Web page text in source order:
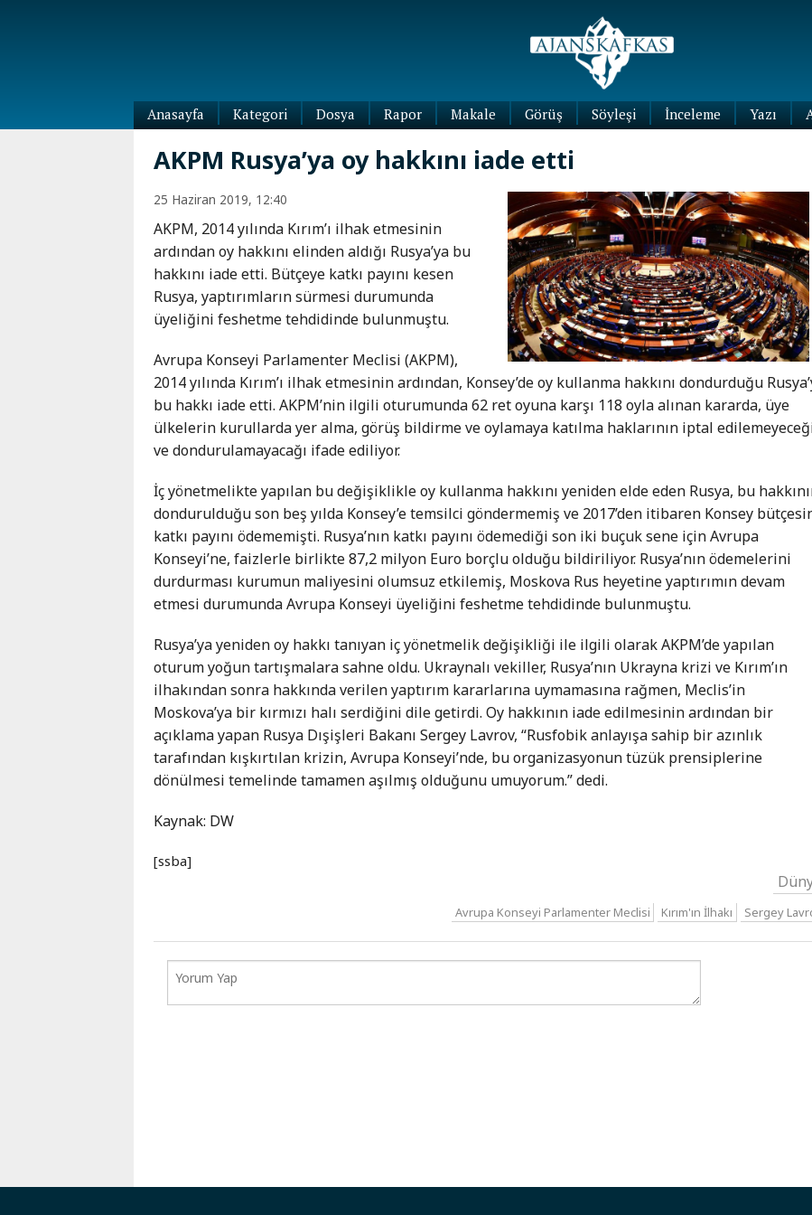
Anasayfa
Kategori
Dünya
Abhazya
Adıgey
Çeçenya
Dağıstan
Güney
Osetya
İnguşetya
Kabardey-
Balkar
Karaçay-
Çerkes
Kray
Kuzey
Osetya
Stavropol
Kray
Kafkas-
Ötesi
Azerbaycan
Ermenistan
Gürcistan
Dosya Rapor Makale Görüş Söyleşi İnceleme
Yazı
Yazıları
AKPM Rusya’ya oy hakkını iade etti
25 Haziran 2019, 12:40
AKPM, 2014 yılında Kırım’ı ilhak etmesinin
ardından oy hakkını elinden aldığı Rusya’ya bu
hakkını iade etti. Bütçeye katkı payını kesen
Rusya, yaptırımların sürmesi durumunda
üyeliğini feshetme tehdidinde bulunmuştu.
Avrupa Konseyi Parlamenter Meclisi (AKPM),
2014 yılında Kırım’ı ilhak etmesinin ardından, Konsey’de oy kullanma hakkını dondurduğu
bu hakkı iade etti. AKPM’nin ilgili oturumunda 62 ret oyuna karşı 118 oyla alınan kararda, üye
ülkelerin kurullarda yer alma, görüş bildirme ve oylamaya katılma haklarının iptal
ve dondurulamayacağı ifade ediliyor.
İç yönetmelikte yapılan bu değişiklikle oy kullanma hakkını yeniden elde eden Rusya, bu
dondurulduğu son beş yılda Konsey’e temsilci göndermemiş ve 2017’den itibaren Konsey
katkı payını ödememişti. Rusya’nın katkı payını ödemediği son iki buçuk sene için Avrupa
Konseyi’ne, faizlerle birlikte 87,2 milyon Euro borçlu olduğu bildiriliyor. Rusya’nın ödemelerini
durdurması kurumun maliyesini olumsuz etkilemiş, Moskova Rus heyetine yaptırımın devam
etmesi durumunda Avrupa Konseyi üyeliğini feshetme tehdidinde bulunmuştu.
Rusya’ya yeniden oy hakkı tanıyan iç yönetmelik değişikliği ile ilgili olarak AKPM’de yapılan
oturum yoğun tartışmalara sahne oldu. Ukraynalı vekiller, Rusya’nın Ukrayna krizi ve Kırım’ın
ilhakından sonra hakkında verilen yaptırım kararlarına uymamasına rağmen, Meclis’in
Moskova’ya bir kırmızı halı serdiğini dile getirdi. Oy hakkının iade edilmesinin ardından bir
açıklama yapan Rusya Dışişleri Bakanı Sergey Lavrov, “Rusfobik anlayışa sahip bir azınlık
tarafından kışkırtılan krizin, Avrupa Konseyi’nde, bu organizasyonun tüzük prensiplerine
dönülmesi temelinde tamamen aşılmış olduğunu umuyorum.” dedi.
Kaynak: DW
[ssba]
Avrupa Konseyi Parlamenter Meclisi Kırım'ın İlhakı Sergey